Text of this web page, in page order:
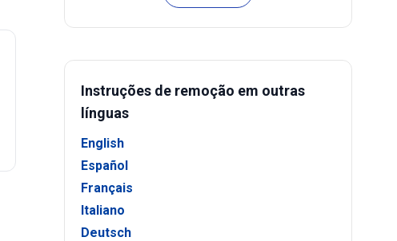
Instruções de remoção em outras
línguas
English
Español
Français
Italiano
Deutsch